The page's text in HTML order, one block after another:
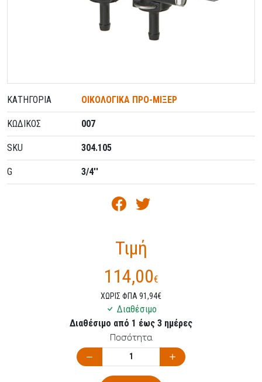
ΚΑΤΗΓΟΡΊΑ ΟΙΚΟΛΟΓΙΚΑ ΠΡΟ-ΜΙΞΕΡ
ΚΩΔΙΚΌΣ 007
SKU 304.105
G 3/4''
Τιμή
114,00€
ΧΩΡΙΣ ΦΠΑ 91,94€
Διαθέσιμο
Διαθέσιμο από 1 έως 3 ημέρες
Ποσότητα